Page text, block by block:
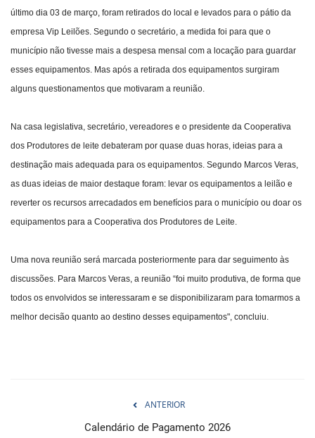
último dia 03 de março, foram retirados do local e levados para o pátio da
empresa Vip Leilões. Segundo o secretário, a medida foi para que o
município não tivesse mais a despesa mensal com a locação para guardar
esses equipamentos. Mas após a retirada dos equipamentos surgiram
alguns questionamentos que motivaram a reunião.
Na casa legislativa, secretário, vereadores e o presidente da Cooperativa
dos Produtores de leite debateram por quase duas horas, ideias para a
destinação mais adequada para os equipamentos. Segundo Marcos Veras,
as duas ideias de maior destaque foram: levar os equipamentos a leilão e
reverter os recursos arrecadados em benefícios para o município ou doar os
equipamentos para a Cooperativa dos Produtores de Leite.
Uma nova reunião será marcada posteriormente para dar seguimento às
discussões. Para Marcos Veras, a reunião “foi muito produtiva, de forma que
todos os envolvidos se interessaram e se disponibilizaram para tomarmos a
melhor decisão quanto ao destino desses equipamentos", concluiu.
ANTERIOR
Calendário de Pagamento 2026